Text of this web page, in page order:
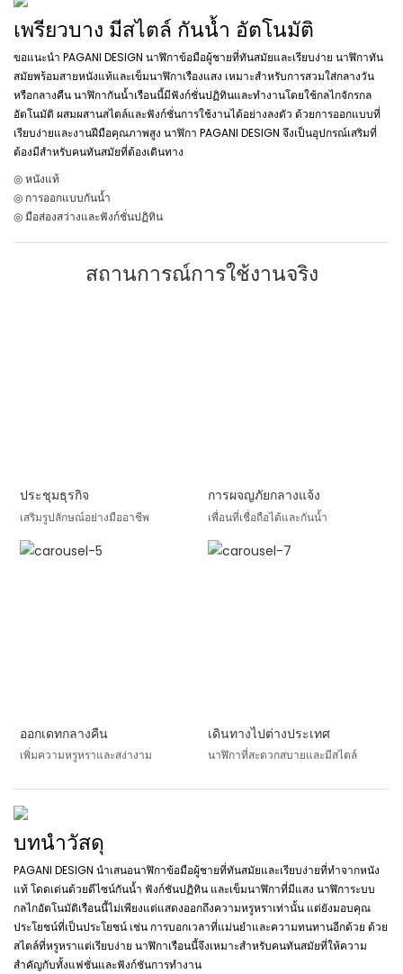
เพรียวบาง มีสไตล์ กันน้ำ อัตโนมัติ
ขอแนะนำ PAGANI DESIGN นาฬิกาข้อมือผู้ชายที่ทันสมัยและเรียบง่าย นาฬิกาทัน
สมัยพร้อมสายหนังแท้และเข็มนาฬิกาเรืองแสง เหมาะสำหรับการสวมใส่กลางวัน
หรือกลางคืน นาฬิกากันน้ำเรือนนี้มีฟังก์ชั่นปฏิทินและทำงานโดยใช้กลไกจักรกล
อัตโนมัติ ผสมผสานสไตล์และฟังก์ชั่นการใช้งานได้อย่างลงตัว ด้วยการออกแบบที่
เรียบง่ายและงานฝีมือคุณภาพสูง นาฬิกา PAGANI DESIGN จึงเป็นอุปกรณ์เสริมที่
ต้องมีสำหรับคนทันสมัยที่ต้องเดินทาง
◎ หนังแท้
◎ การออกแบบกันน้ำ
◎ มือส่องสว่างและฟังก์ชั่นปฏิทิน
สถานการณ์การใช้งานจริง
ประชุมธุรกิจ
เสริมรูปลักษณ์อย่างมืออาชีพ
การผจญภัยกลางแจ้ง
เพื่อนที่เชื่อถือได้และกันน้ำ
ออกเดทกลางคืน
เพิ่มความหรูหราและสง่างาม
เดินทางไปต่างประเทศ
นาฬิกาที่สะดวกสบายและมีสไตล์
บทนำวัสดุ
PAGANI DESIGN นำเสนอนาฬิกาข้อมือผู้ชายที่ทันสมัยและเรียบง่ายที่ทำจากหนัง
แท้ โดดเด่นด้วยดีไซน์กันน้ำ ฟังก์ชันปฏิทิน และเข็มนาฬิกาที่มีแสง นาฬิการะบบ
กลไกอัตโนมัติเรือนนี้ไม่เพียงแต่แสดงออกถึงความหรูหราเท่านั้น แต่ยังมอบคุณ
ประโยชน์ที่เป็นประโยชน์ เช่น การบอกเวลาที่แม่นยำและความทนทานอีกด้วย ด้วย
สไตล์ที่หรูหราแต่เรียบง่าย นาฬิกาเรือนนี้จึงเหมาะสำหรับคนทันสมัยที่ให้ความ
สำคัญกับทั้งแฟชั่นและฟังก์ชันการทำงาน